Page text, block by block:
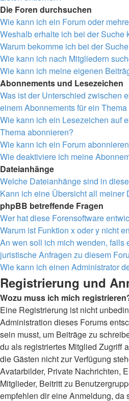
Die Foren durchsuchen
Wie kann ich ein Forum oder
Weshalb erhalte ich bei der Suche
Warum bekomme ich bei der
Wie kann ich nach Mitgliedern
Wie kann ich meine eigenen
Abonnements und Lesezeichen
Was ist der Unterschied zwischen
einem Abonnements für ein
Wie kann ich ein Lesezeichen auf
Thema abonnieren?
Wie kann ich ein Forum
Wie deaktiviere ich meine
Dateianhänge
Welche Dateianhänge sind in
Kann ich eine Übersicht all meiner
phpBB betreffende Fragen
Wer hat diese Forensoftware
Warum ist Funktion x oder y nicht
An wen soll ich mich wenden, falls
juristische Anfragen zu diesem
Wie kann ich einen Administrator
Registrierung und
Wozu muss ich mich
Eine Registrierung ist nicht
Administration dieses Forums
sein musst, um Beiträge zu
du als registriertes Mitglied Zugriff
die Gästen nicht zur Verfügung
Avatarbilder, Private Nachrichten,
Mitglieder, Beitritt zu
empfehlen dir eine Anmeldung, da